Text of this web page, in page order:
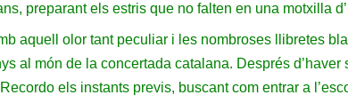
preparant els estris que no falten en una motxilla
aquell olor tant peculiar i les nombroses llibretes
al món de la concertada catalana. Després d’haver
Recordo els instants previs, buscant com entrar a